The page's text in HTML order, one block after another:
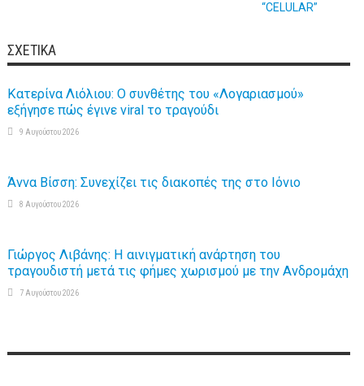
“CELULAR”
ΣΧΕΤΙΚΆ
Κατερίνα Λιόλιου: Ο συνθέτης του «Λογαριασμού»
εξήγησε πώς έγινε viral το τραγούδι
9 Αυγούστου 2026
Άννα Βίσση: Συνεχίζει τις διακοπές της στο Ιόνιο
8 Αυγούστου 2026
Γιώργος Λιβάνης: Η αινιγματική ανάρτηση του
τραγουδιστή μετά τις φήμες χωρισμού με την Ανδρομάχη
7 Αυγούστου 2026